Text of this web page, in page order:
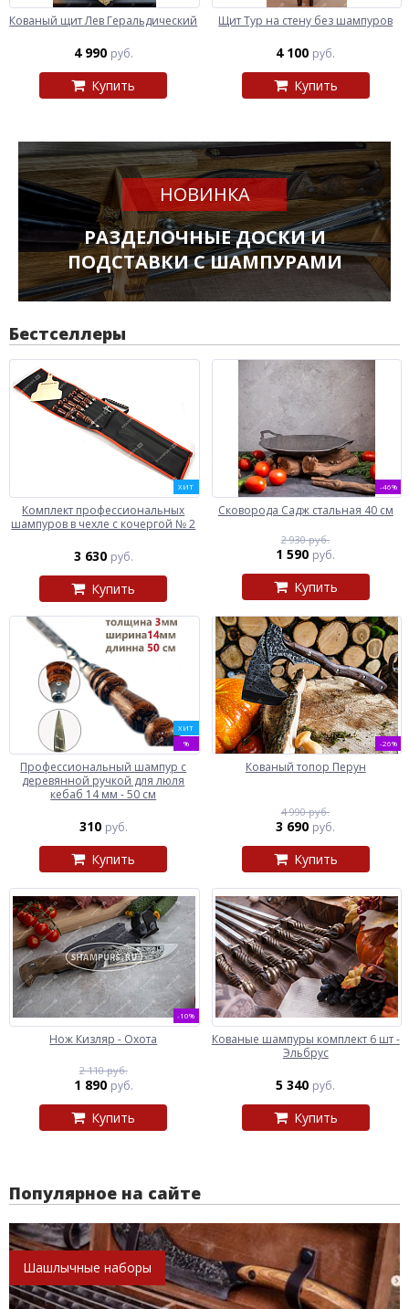
Кованый щит Лев Геральдический
4 990 руб.
Купить
Щит Тур на стену без шампуров
4 100 руб.
Купить
НОВИНКА
РАЗДЕЛОЧНЫЕ ДОСКИ И
ПОДСТАВКИ С ШАМПУРАМИ
Бестселлеры
ХИТ
Комплект профессиональных
шампуров в чехле с кочергой № 2
3 630 руб.
Купить
-46%
Сковорода Садж стальная 40 см
2 930 руб.
1 590 руб.
Купить
ХИТ
%
Профессиональный шампур с
деревянной ручкой для люля
кебаб 14 мм - 50 см
310 руб.
Купить
-26%
Кованый топор Перун
4 990 руб.
3 690 руб.
Купить
-10%
Нож Кизляр - Охота
2 110 руб.
1 890 руб.
Купить
Кованые шампуры комплект 6 шт -
Эльбрус
5 340 руб.
Купить
Популярное на сайте
Шашлычные наборы